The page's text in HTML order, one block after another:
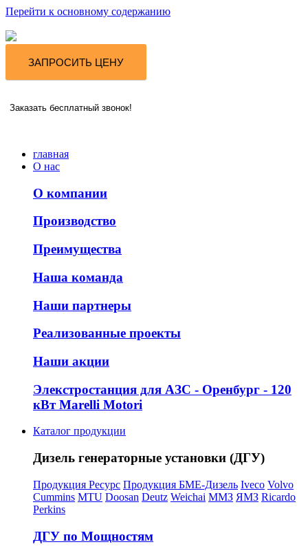
Перейти к основному содержанию
ЗАПРОСИТЬ ЦЕНУ
Заказать бесплатный звонок!
главная
О нас
О компании
Производство
Преимущества
Наша команда
Наши партнеры
Реализованные проекты
Наши акции
Элекстростанция для АЗС - Оренбург - 120
кВт Marelli Motori
Каталог продукции
Дизель генераторные установки (ДГУ)
Продукция Ресурс Продукция БМЕ-Дизель Iveco Volvo
Cummins MTU Doosan Deutz Weichai ММЗ ЯМЗ Ricardo
Perkins
ДГУ по Мощностям